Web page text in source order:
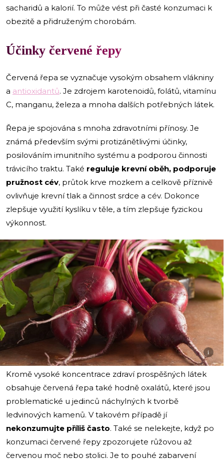
sacharidů a kalorií. To může vést při časté konzumaci k
obezitě a přidruženým chorobám.
Účinky červené řepy
Červená řepa se vyznačuje vysokým obsahem vlákniny
a antioxidantů. Je zdrojem karotenoidů, folátů, vitamínu
C, manganu, železa a mnoha dalších potřebných látek.
Řepa je spojována s mnoha zdravotními přínosy. Je
známá především svými protizánětlivými účinky,
posilováním imunitního systému a podporou činnosti
trávicího traktu. Také reguluje krevní oběh, podporuje
pružnost cév, průtok krve mozkem a celkově příznivě
ovlivňuje krevní tlak a činnost srdce a cév. Dokonce
zlepšuje využití kyslíku v těle, a tím zlepšuje fyzickou
výkonnost.
i
Kromě vysoké koncentrace zdraví prospěšných látek
obsahuje červená řepa také hodně oxalátů, které jsou
problematické u jedinců náchylných k tvorbě
ledvinových kamenů. V takovém případě jí
nekonzumujte příliš často. Také se nelekejte, když po
konzumaci červené řepy zpozorujete růžovou až
červenou moč nebo stolici. Je to pouhé zabarvení